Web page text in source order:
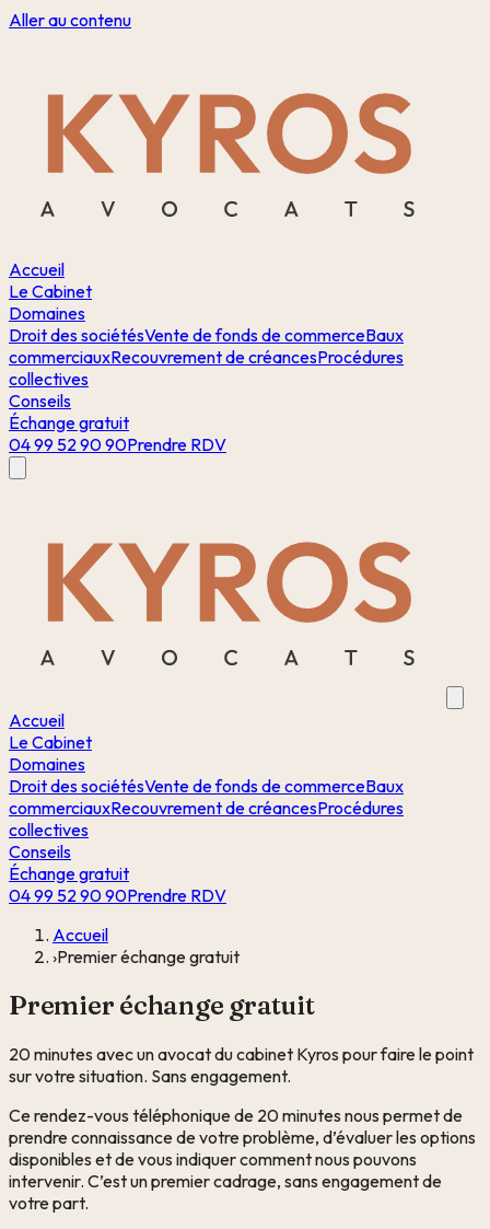
Aller au contenu
Accueil
Le Cabinet
Domaines
Droit des sociétésVente de fonds de commerceBaux
commerciauxRecouvrement de créancesProcédures
collectives
Conseils
Échange gratuit
04 99 52 90 90Prendre RDV
Accueil
Le Cabinet
Domaines
Droit des sociétésVente de fonds de commerceBaux
commerciauxRecouvrement de créancesProcédures
collectives
Conseils
Échange gratuit
04 99 52 90 90Prendre RDV
Accueil
›Premier échange gratuit
Premier échange gratuit
20 minutes avec un avocat du cabinet Kyros pour faire le point
sur votre situation. Sans engagement.
Ce rendez-vous téléphonique de 20 minutes nous permet de
prendre connaissance de votre problème, d’évaluer les options
disponibles et de vous indiquer comment nous pouvons
intervenir. C’est un premier cadrage, sans engagement de
votre part.